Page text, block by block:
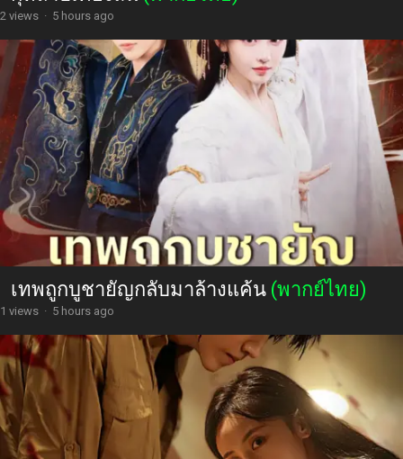
2 views · 5 hours ago
เทพถูกบูชายัญกลับมาล้างแค้น (พากย์ไทย)
1 views · 5 hours ago